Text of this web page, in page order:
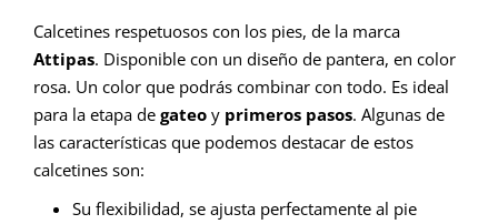
Calcetines respetuosos con los pies, de la marca
Attipas. Disponible con un diseño de pantera, en color
rosa. Un color que podrás combinar con todo. Es ideal
para la etapa de gateo y primeros pasos. Algunas de
las características que podemos destacar de estos
calcetines son:
Su flexibilidad, se ajusta perfectamente al pie